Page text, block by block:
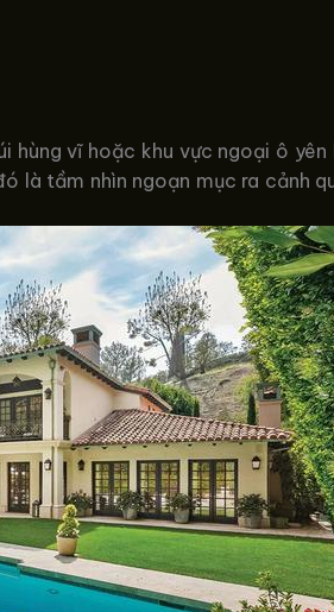
vĩ hoặc khu vực ngoại ô
là tầm nhìn ngoạn mục ra cảnh